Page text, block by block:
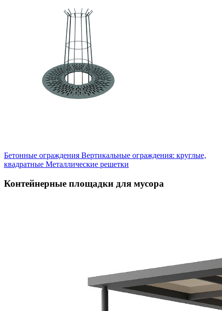
Бетонные ограждения Вертикальные ограждения: круглые,
квадратные Металлические решетки
Контейнерные площадки для мусора